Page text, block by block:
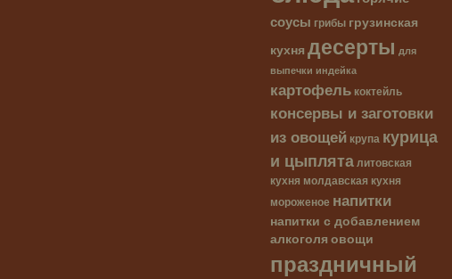
соусы грибы грузинская
кухня десерты для
выпечки индейка
картофель коктейль
консервы и заготовки
из овощей крупа курица
и цыпляталитовская
кухня молдавская кухня
мороженое напитки
напитки с добавлением
алкоголя овощи
праздничный